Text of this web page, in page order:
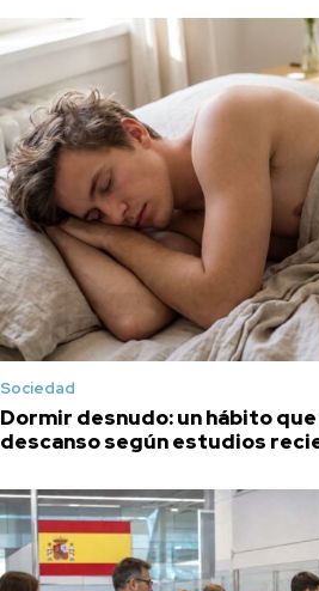
Sociedad
Dormir desnudo: un hábito
descanso según estudios